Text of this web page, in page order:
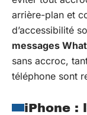
arrière-plan et
d’accessibilité
messages
sans accroc,
téléphone sont
iPhone :